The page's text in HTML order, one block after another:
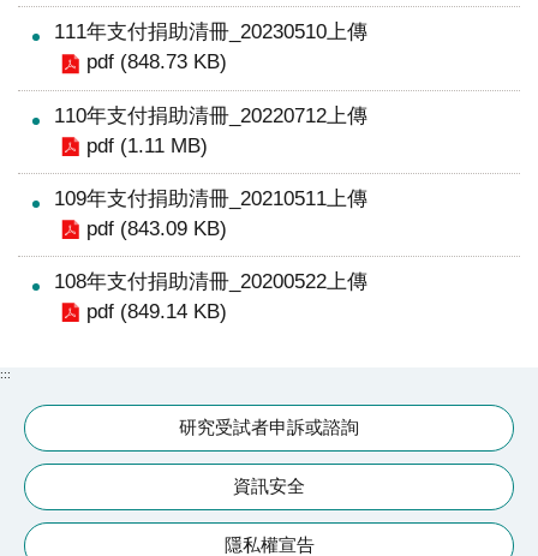
特
色
療
榮
系
展
網
站
導
111年支付捐助清冊_20230510上傳
pdf (848.73 KB)
110年支付捐助清冊_20220712上傳
pdf (1.11 MB)
109年支付捐助清冊_20210511上傳
pdf (843.09 KB)
108年支付捐助清冊_20200522上傳
pdf (849.14 KB)
:::
研究受試者申訴或諮詢
資訊安全
隱私權宣告